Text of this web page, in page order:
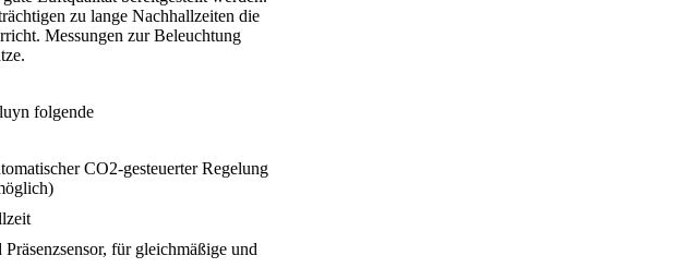
zu lange Nachhallzeiten die
Messungen zur Beleuchtung
folgende
CO2-gesteuerter Regelung
für gleichmäßige und